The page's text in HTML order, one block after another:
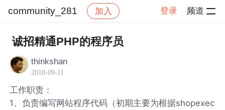
community_281 加入 登录 频道
社区 community_281 帖子详情
诚招精通PHP的程序员
thinkshan
2010-09-11
工作职责：
1、负责编写网站程序代码（初期主要为根据shopexec